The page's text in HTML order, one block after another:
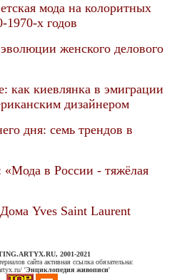
мода на колоритных
1970-х годов
женского делового
как киевлянка в эмиграции
дизайнером
дня: семь трендов в
в России - тяжёлая
Yves Saint Laurent
2001-2021
сайта активная ссылка обязательна:
'Энциклопедия живописи'